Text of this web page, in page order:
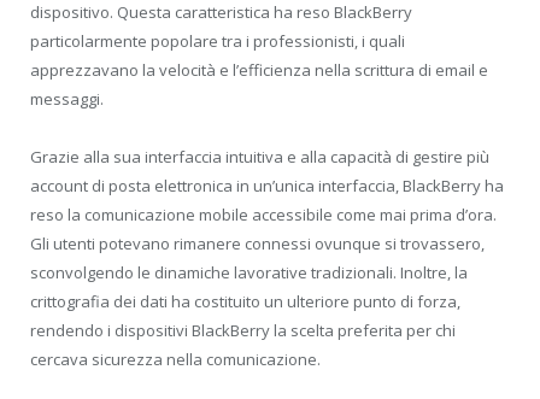
dispositivo. Questa caratteristica ha reso BlackBerry
particolarmente popolare tra i professionisti, i quali
apprezzavano la velocità e l’efficienza nella scrittura di email e
messaggi.
Grazie alla sua interfaccia intuitiva e alla capacità di gestire più
account di posta elettronica in un’unica interfaccia, BlackBerry ha
reso la comunicazione mobile accessibile come mai prima d’ora.
Gli utenti potevano rimanere connessi ovunque si trovassero,
sconvolgendo le dinamiche lavorative tradizionali. Inoltre, la
crittografia dei dati ha costituito un ulteriore punto di forza,
rendendo i dispositivi BlackBerry la scelta preferita per chi
cercava sicurezza nella comunicazione.